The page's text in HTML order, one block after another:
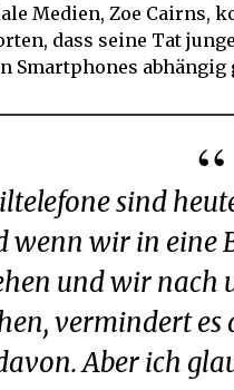
Medien, Zoe Cairns,
dass seine Tat
abhängig
wenn wir in eine
und wir nach
vermindert es
Aber ich